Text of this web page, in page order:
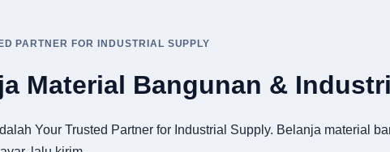
PARTNER FOR INDUSTRIAL SUPPLY
Material Bangunan &
Your Trusted Partner for Industrial Supply. Belanja material